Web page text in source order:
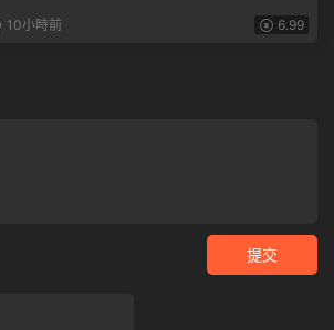
10小時前 6.99
提交